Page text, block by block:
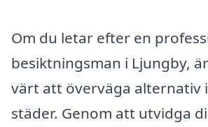
Om du letar efter en
besiktningsman i Ljungby,
värt att överväga alternativ
städer. Genom att utvidga